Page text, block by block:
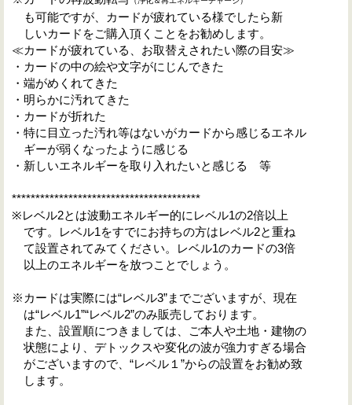
も可能ですが、カードが疲れている様でしたら新
しいカードをご購入頂くことをお勧めします。
≪カードが疲れている、お取替えされたい際の目安≫
・カードの中の絵や文字がにじんできた
・端がめくれてきた
・明らかに汚れてきた
・カードが折れた
・特に目立った汚れ等はないがカードから感じるエネル
ギーが弱くなったように感じる
・新しいエネルギーを取り入れたいと感じる 等
****************************************
※レベル2とは波動エネルギー的にレベル1の2倍以上
です。レベル1をすでにお持ちの方はレベル2と重ね
て設置されてみてください。レベル1のカードの3倍
以上のエネルギーを放つことでしょう。
※カードは実際には“レベル3”までございますが、現在
は“レベル1”“レベル2”のみ販売しております。
また、設置順につきましては、ご本人や土地・建物の
状態により、デトックスや変化の波が強力すぎる場合
がございますので、“レベル１”からの設置をお勧め致
します。